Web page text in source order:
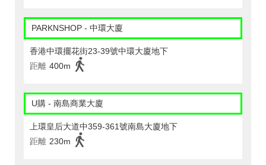
PARKNSHOP - 中環大廈
香港中環擺花街23-39號中環大廈地下
距離 400m
U購 - 南島商業大廈
上環皇后大道中359-361號南島大廈地下
距離 230m